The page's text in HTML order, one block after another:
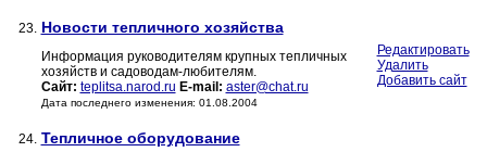
23. Новости тепличного хозяйства
Информация руководителям крупных тепличных
хозяйств и садоводам-любителям.
Сайт: teplitsa.narod.ru E-mail: aster@chat.ru
Дата последнего изменения: 01.08.2004
Редактировать
Удалить
Добавить сайт
24. Тепличное оборудование